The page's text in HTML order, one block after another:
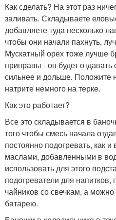
Как сделать? На этот раз
заливать. Складываете
добавляете туда несколько
чтобы они начали пахнуть,
Мускатный орех тоже лучше
приправы - он будет отдавать
сильнее и дольше. Положите
натрите немного на терке.
Как это работает?
Все это складывается в
того чтобы смесь начала
постоянно подогревать, как
маслами, добавленными в
использовать для этого
подогреватели для напитков,
чайников со свечкам, а
батарею.